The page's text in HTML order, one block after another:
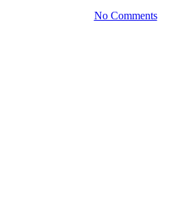
No Comments